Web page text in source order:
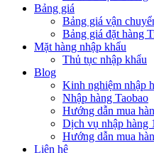
Bảng giá
Bảng giá vận
Bảng giá đặt hàng
Mặt hàng nhập khẩu
Thủ tục nhập khẩu
Blog
Kinh nghiệm nhập
Nhập hàng Taobao
Hướng dẫn mua
Dịch vụ nhập hàng
Hướng dẫn mua
Liên hệ